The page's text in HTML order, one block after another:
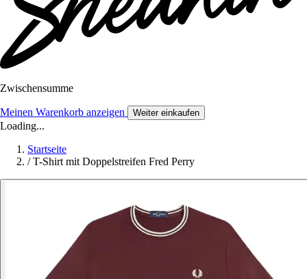
Zwischensumme
Meinen Warenkorb anzeigen Weiter einkaufen
Loading...
Startseite
/ T-Shirt mit Doppelstreifen Fred Perry